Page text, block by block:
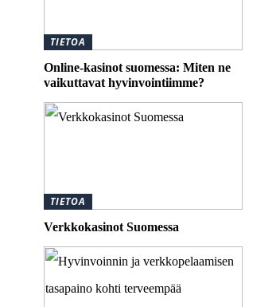
TIETOA
Online-kasinot suomessa: Miten ne
vaikuttavat hyvinvointiimme?
TIETOA
Verkkokasinot Suomessa